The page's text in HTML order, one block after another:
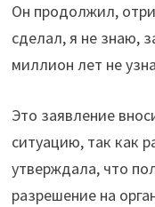
Он продолжил,
сделал, я не знаю,
миллион лет не
Это заявление
ситуацию, так как
утверждала, что
разрешение на